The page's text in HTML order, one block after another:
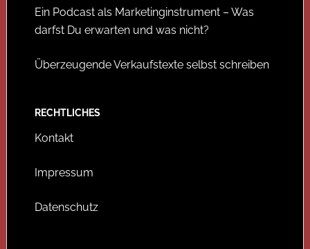
Ein Podcast als Marketinginstrument – Was
darfst Du erwarten und was nicht?
Überzeugende Verkaufstexte selbst schreiben
RECHTLICHES
Kontakt
Impressum
Datenschutz